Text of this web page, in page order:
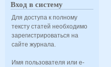
Вход в систему
Для доступа к полному
тексту статей необходимо
зарегистрироваться на
сайте журнала.
Имя пользователя или e-